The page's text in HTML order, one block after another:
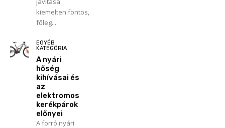
kiemelten fontos,
főleg...
EGYÉB
KATEGÓRIA
A nyári
hőség
kihívásai és
az
elektromos
kerékpárok
előnyei
A forró nyári